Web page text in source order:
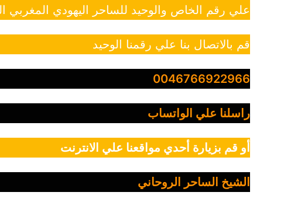
علي رقم الخاص والوحيد للساحر اليهودي المغربي
قم بالاتصال بنا علي رقمنا الوحيد
0046766922966
راسلنا علي الواتساب
أو قم بزيارة أحدي مواقعنا علي الانترنت
الشيخ الساحر الروحاني